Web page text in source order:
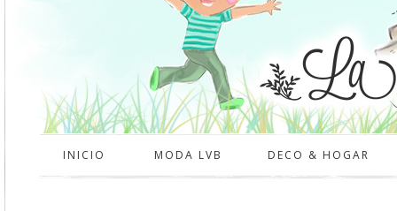
INICIO MODA LVB DECO & HOGAR